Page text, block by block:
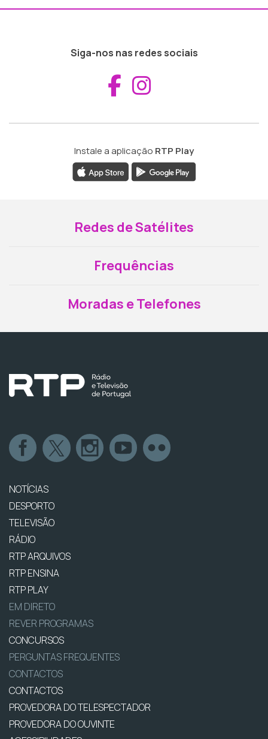
Siga-nos nas redes sociais
Aceder ao
Instale a aplicação RTP Play
Redes de Satélites
Frequências
Moradas e Telefones
NOTÍCIAS
DESPORTO
TELEVISÃO
RÁDIO
RTP ARQUIVOS
RTP ENSINA
RTP PLAY
EM DIRETO
REVER PROGRAMAS
CONCURSOS
PERGUNTAS FREQUENTES
CONTACTOS
CONTACTOS
PROVEDORA DO TELESPECTADOR
PROVEDORA DO OUVINTE